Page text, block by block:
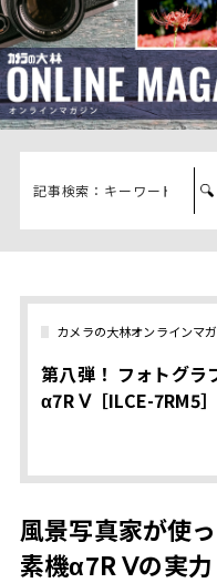
カメラの大林オンラインマ
第八弾！ フォトグ
α7R Ⅴ［ILCE-7RM5
風景写真家が使
素機α7R Ⅴの実力